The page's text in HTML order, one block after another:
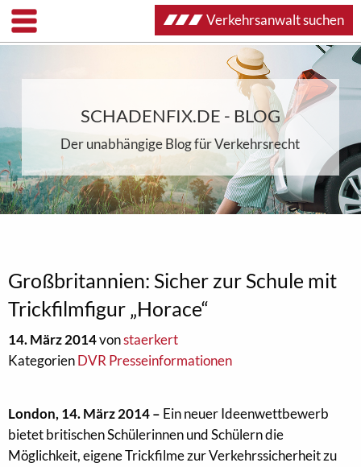
SCHADENFIX.DE - BLOG
Der unabhängige Blog für Verkehrsrecht
Großbritannien: Sicher zur Schule mit
Trickfilmfigur „Horace“
14. März 2014vonstaerkert
KategorienDVR Presseinformationen
London, 14. März 2014 – Ein neuer Ideenwettbewerb
bietet britischen Schülerinnen und Schülern die
Möglichkeit, eigene Trickfilme zur Verkehrssicherheit zu
Verkehrsanwalt suchen